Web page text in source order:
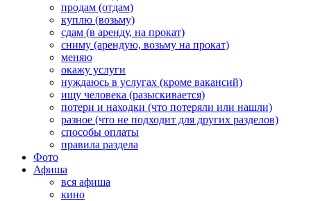
продам (отдам)
куплю (возьму)
сдам (в аренду, на прокат)
сниму (арендую, возьму на прокат)
меняю
окажу услуги
нуждаюсь в услугах (кроме вакансий)
ищу человека (разыскивается)
потери и находки (что потеряли или нашли)
разное (что не подходит для других разделов)
способы оплаты
правила раздела
Фото
Афиша
вся афиша
кино